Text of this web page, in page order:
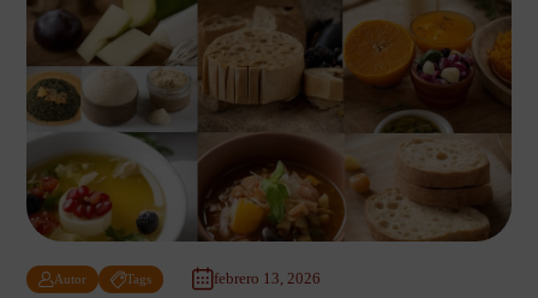
Autor Tags febrero 13, 2026